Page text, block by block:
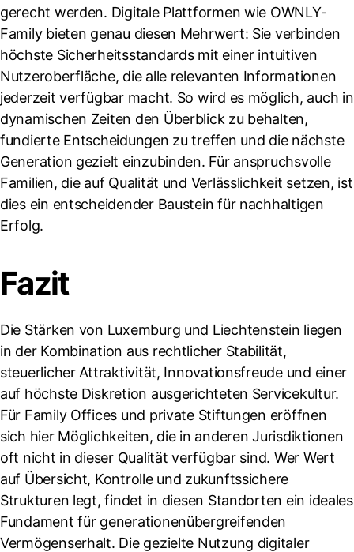
gerecht werden. Digitale Plattformen wie OWNLY-
Family bieten genau diesen Mehrwert: Sie verbinden
höchste Sicherheitsstandards mit einer intuitiven
Nutzeroberfläche, die alle relevanten Informationen
jederzeit verfügbar macht. So wird es möglich, auch in
dynamischen Zeiten den Überblick zu behalten,
fundierte Entscheidungen zu treffen und die nächste
Generation gezielt einzubinden. Für anspruchsvolle
Familien, die auf Qualität und Verlässlichkeit setzen, ist
dies ein entscheidender Baustein für nachhaltigen
Erfolg.
Fazit
Die Stärken von Luxemburg und Liechtenstein liegen
in der Kombination aus rechtlicher Stabilität,
steuerlicher Attraktivität, Innovationsfreude und einer
auf höchste Diskretion ausgerichteten Servicekultur.
Für Family Offices und private Stiftungen eröffnen
sich hier Möglichkeiten, die in anderen Jurisdiktionen
oft nicht in dieser Qualität verfügbar sind. Wer Wert
auf Übersicht, Kontrolle und zukunftssichere
Strukturen legt, findet in diesen Standorten ein ideales
Fundament für generationenübergreifenden
Vermögenserhalt. Die gezielte Nutzung digitaler